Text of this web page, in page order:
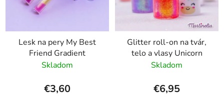
Lesk na pery My Best
Friend Gradient
Skladom
€3,60
Glitter roll-on na tvár,
telo a vlasy Unicorn
Skladom
€6,95